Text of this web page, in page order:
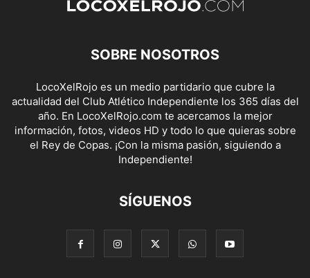
SOBRE NOSOTROS
LocoXelRojo es un medio partidario que cubre la
actualidad del Club Atlético Independiente los 365 días del
año. En LocoXelRojo.com te acercamos la mejor
información, fotos, videos HD y todo lo que quieras sobre
el Rey de Copas. ¡Con la misma pasión, siguiendo a
Independiente!
SÍGUENOS